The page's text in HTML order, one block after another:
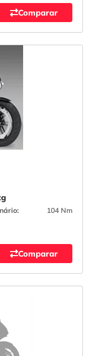
Comparar
104 Nm
Comparar